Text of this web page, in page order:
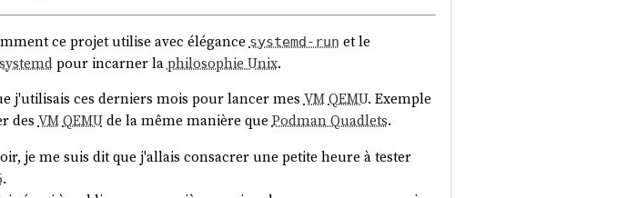
ré-identifier la personne.
ou non, est de se mettre dans la peau d'un détective privé : si on
hôpital, pathologie rare…), est-ce que je pourrais remonter à la
question n'est donc pas « y a-t-il un nom dans le document ? »
à qui ça appartient ? ».
ce projet utilise avec élégance systemd-run et le
systemdpour incarner laphilosophie Unix.
j'utilisais ces derniers mois pour lancer mesVMQEMU. Exemple
desVMQEMUde la même manière quePodman Quadlets.
je me suis dit que j'allais consacrer une petite heure à tester
.